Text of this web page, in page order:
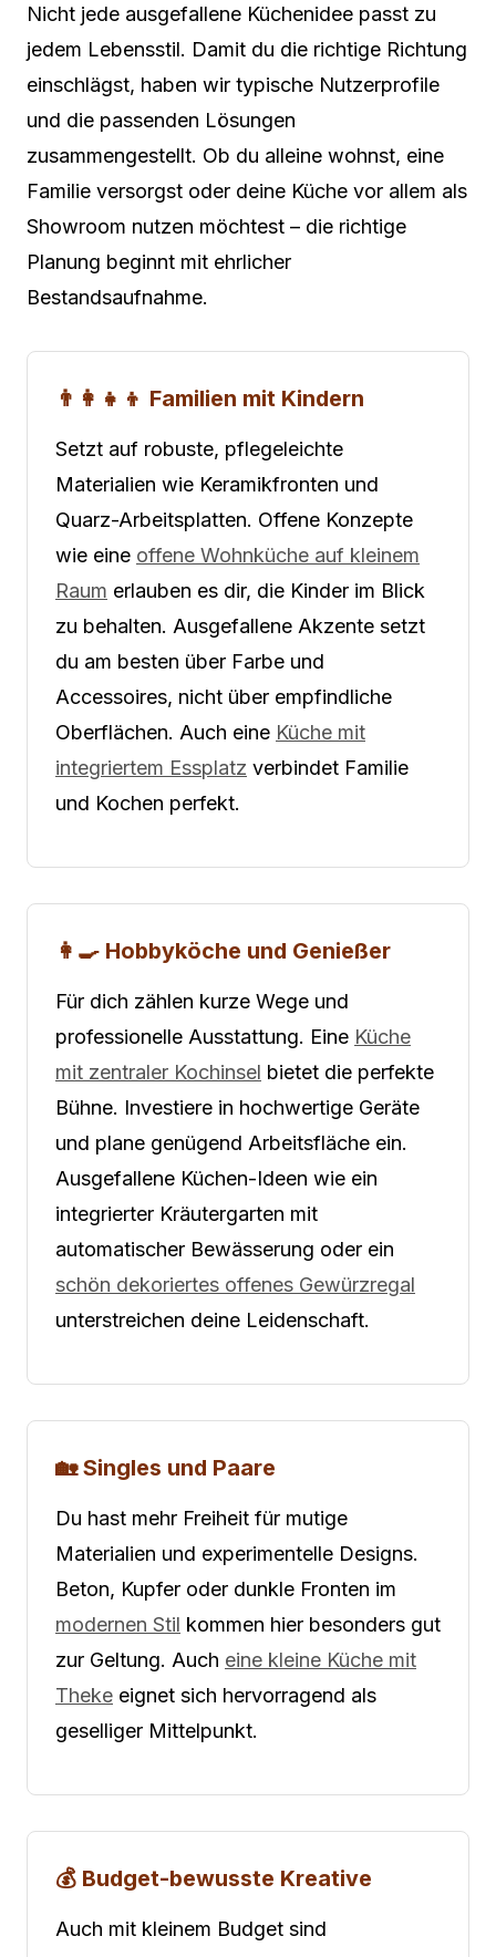
Nicht jede ausgefallene Küchenidee passt zu
jedem Lebensstil. Damit du die richtige Richtung
einschlägst, haben wir typische Nutzerprofile
und die passenden Lösungen
zusammengestellt. Ob du alleine wohnst, eine
Familie versorgst oder deine Küche vor allem als
Showroom nutzen möchtest – die richtige
Planung beginnt mit ehrlicher
Bestandsaufnahme.
👨‍👩‍👧‍👦 Familien mit Kindern
Setzt auf robuste, pflegeleichte
Materialien wie Keramikfronten und
Quarz-Arbeitsplatten. Offene Konzepte
wie eine offene Wohnküche auf kleinem
Raum erlauben es dir, die Kinder im Blick
zu behalten. Ausgefallene Akzente setzt
du am besten über Farbe und
Accessoires, nicht über empfindliche
Oberflächen. Auch eine Küche mit
integriertem Essplatz verbindet Familie
und Kochen perfekt.
👩‍🍳 Hobbyköche und Genießer
Für dich zählen kurze Wege und
professionelle Ausstattung. Eine Küche
mit zentraler Kochinsel bietet die perfekte
Bühne. Investiere in hochwertige Geräte
und plane genügend Arbeitsfläche ein.
Ausgefallene Küchen-Ideen wie ein
integrierter Kräutergarten mit
automatischer Bewässerung oder ein
schön dekoriertes offenes Gewürzregal
unterstreichen deine Leidenschaft.
🏡 Singles und Paare
Du hast mehr Freiheit für mutige
Materialien und experimentelle Designs.
Beton, Kupfer oder dunkle Fronten im
modernen Stil kommen hier besonders gut
zur Geltung. Auch eine kleine Küche mit
Theke eignet sich hervorragend als
geselliger Mittelpunkt.
💰 Budget-bewusste Kreative
Auch mit kleinem Budget sind